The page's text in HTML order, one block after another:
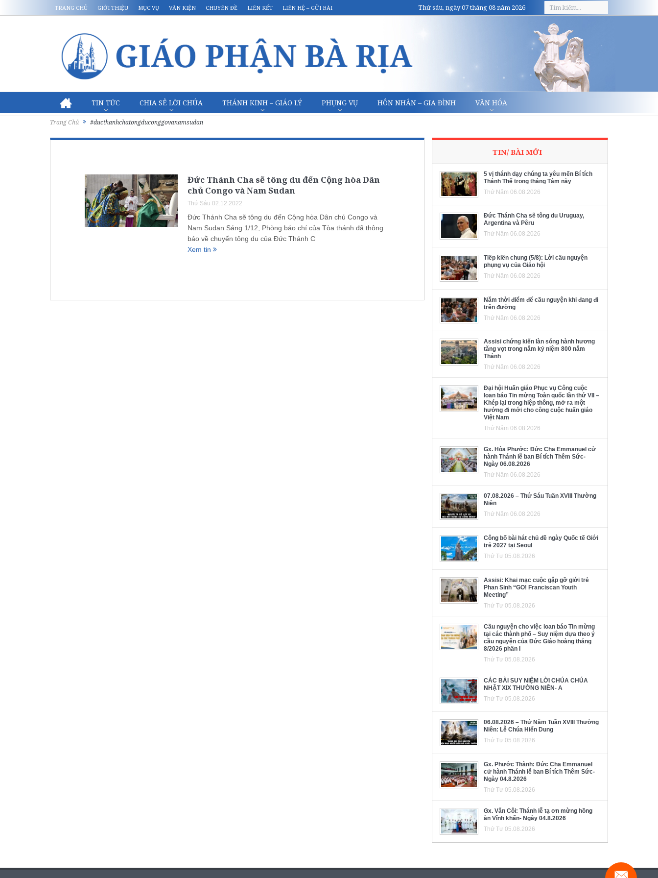
TRANG CHỦ GIỚI THIỆU MỤC VỤ VĂN KIỆN CHUYÊN ĐỀ LIÊN KẾT LIÊN HỆ – GỬI BÀI Thứ sáu, ngày 07 tháng 08 năm 2026
TIN TỨC CHIA SẺ LỜI CHÚA THÁNH KINH – GIÁO LÝ PHỤNG VỤ HÔN NHÂN – GIA ĐÌNH VĂN HÓA
Trang Chủ #ducthanhchatongduconggovanamsudan
Đức Thánh Cha sẽ tông du đến Cộng hòa Dân
chủ Congo và Nam Sudan
Thứ Sáu 02.12.2022
Đức Thánh Cha sẽ tông du đến Cộng hòa Dân chủ Congo và
Nam Sudan Sáng 1/12, Phòng báo chí của Tòa thánh đã thông
báo về chuyến tông du của Đức Thánh C
Xem tin
TIN/ BÀI MỚI
5 vị thánh dạy chúng ta yêu mến Bí tích
Thánh Thể trong tháng Tám này
Thứ Năm 06.08.2026
Đức Thánh Cha sẽ tông du Uruguay,
Argentina và Pêru
Thứ Năm 06.08.2026
Tiếp kiến chung (5/8): Lời cầu nguyện
phụng vụ của Giáo hội
Thứ Năm 06.08.2026
Năm thời điểm để cầu nguyện khi đang đi
trên đường
Thứ Năm 06.08.2026
Assisi chứng kiến làn sóng hành hương
tăng vọt trong năm kỷ niệm 800 năm
Thánh
Thứ Năm 06.08.2026
Đại hội Huấn giáo Phục vụ Công cuộc
loan báo Tin mừng Toàn quốc lần thứ VII –
Khép lại trong hiệp thông, mở ra một
hướng đi mới cho công cuộc huấn giáo
Việt Nam
Thứ Năm 06.08.2026
Gx. Hòa Phước: Đức Cha Emmanuel cử
hành Thánh lễ ban Bí tích Thêm Sức-
Ngày 06.08.2026
Thứ Năm 06.08.2026
07.08.2026 – Thứ Sáu Tuần XVIII Thường
Niên
Thứ Năm 06.08.2026
Công bố bài hát chủ đề ngày Quốc tế Giới
trẻ 2027 tại Seoul
Thứ Tư 05.08.2026
Assisi: Khai mạc cuộc gặp gỡ giới trẻ
Phan Sinh “GO! Franciscan Youth
Meeting”
Thứ Tư 05.08.2026
Cầu nguyện cho việc loan báo Tin mừng
tại các thành phố – Suy niệm dựa theo ý
cầu nguyện của Đức Giáo hoàng tháng
8/2026 phần I
Thứ Tư 05.08.2026
CÁC BÀI SUY NIỆM LỜI CHÚA CHÚA
NHẬT XIX THƯỜNG NIÊN- A
Thứ Tư 05.08.2026
06.08.2026 – Thứ Năm Tuần XVIII Thường
Niên: Lễ Chúa Hiển Dung
Thứ Tư 05.08.2026
Gx. Phước Thành: Đức Cha Emmanuel
cử hành Thánh lễ ban Bí tích Thêm Sức-
Ngày 04.8.2026
Thứ Tư 05.08.2026
Gx. Văn Côi: Thánh lễ tạ ơn mừng hồng
ân Vĩnh khấn- Ngày 04.8.2026
Thứ Tư 05.08.2026